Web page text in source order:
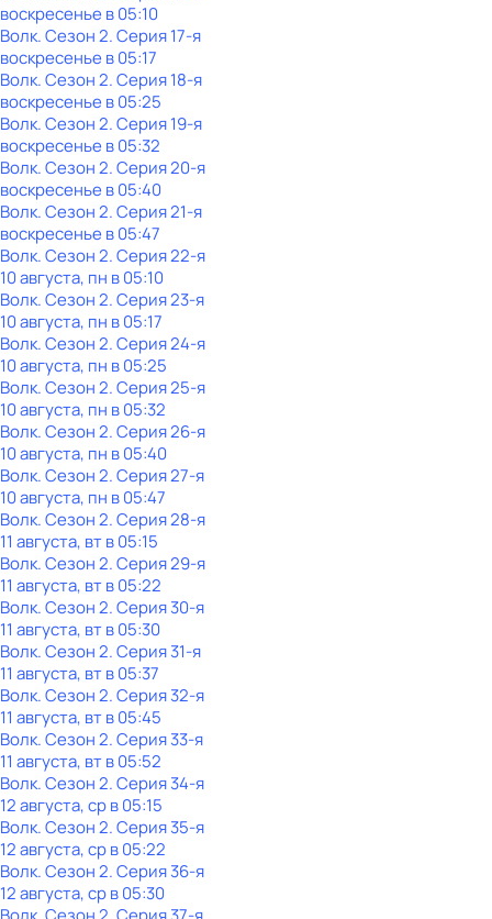
воскресенье в05:10
Волк. Сезон 2. Серия 17-я
воскресенье в05:17
Волк. Сезон 2. Серия 18-я
воскресенье в05:25
Волк. Сезон 2. Серия 19-я
воскресенье в05:32
Волк. Сезон 2. Серия 20-я
воскресенье в05:40
Волк. Сезон 2. Серия 21-я
воскресенье в05:47
Волк. Сезон 2. Серия 22-я
10 августа, пн в 05:10
Волк. Сезон 2. Серия 23-я
10 августа, пн в 05:17
Волк. Сезон 2. Серия 24-я
10 августа, пн в 05:25
Волк. Сезон 2. Серия 25-я
10 августа, пн в 05:32
Волк. Сезон 2. Серия 26-я
10 августа, пн в 05:40
Волк. Сезон 2. Серия 27-я
10 августа, пн в 05:47
Волк. Сезон 2. Серия 28-я
11 августа, вт в 05:15
Волк. Сезон 2. Серия 29-я
11 августа, вт в 05:22
Волк. Сезон 2. Серия 30-я
11 августа, вт в 05:30
Волк. Сезон 2. Серия 31-я
11 августа, вт в 05:37
Волк. Сезон 2. Серия 32-я
11 августа, вт в 05:45
Волк. Сезон 2. Серия 33-я
11 августа, вт в 05:52
Волк. Сезон 2. Серия 34-я
12 августа, ср в 05:15
Волк. Сезон 2. Серия 35-я
12 августа, ср в 05:22
Волк. Сезон 2. Серия 36-я
12 августа, ср в 05:30